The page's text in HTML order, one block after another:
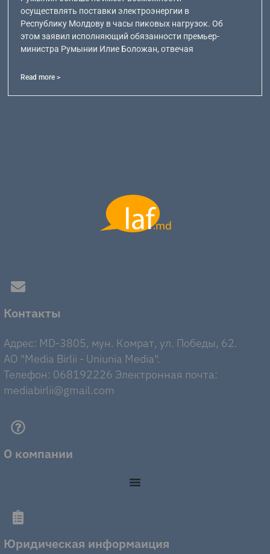
осуществлять поставки электроэнергии в
Республику Молдову в часы пиковых нагрузок. Об
этом заявил исполняющий обязанности премьер-
министра Румынии Илие Боложан, отвечая
Read more >
Контакты
Адрес: MD-3805, мун. Комрат, ул. Победы, 62.
AO "Media Birlii - Uniunia Media".
Телефон: 068192226 Электронная почта:
mediabirlii@gmail.com
О компании
Юридическая информаиция